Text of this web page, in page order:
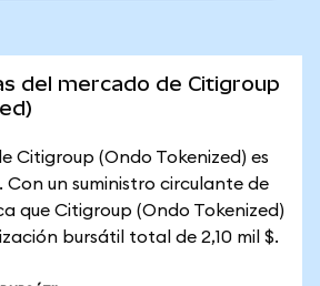
del mercado de Citigroup
Citigroup (Ondo Tokenized) es
Con un suministro circulante de
que Citigroup (Ondo Tokenized)
bursátil total de 2,10 mil $.